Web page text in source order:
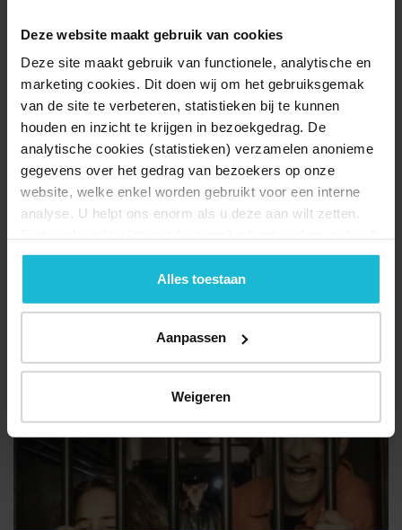
Deze website maakt gebruik van cookies
Deze site maakt gebruik van functionele, analytische en
marketing cookies. Dit doen wij om het gebruiksgemak
van de site te verbeteren, statistieken bij te kunnen
houden en inzicht te krijgen in bezoekgedrag. De
analytische cookies (statistieken) verzamelen anonieme
gegevens over het gedrag van bezoekers op onze
website, welke enkel worden gebruikt voor een interne
analyse. U helpt ons enorm als u deze aan wilt zetten.
geen commerciële doelstelling. U kunt deze cookies via
de knoppen accepteren, beheren of weigeren.
Alles toestaan
Aanpassen
Weigeren
Waterlinie boeken
Verdedigingserfgoed
Escaperooms